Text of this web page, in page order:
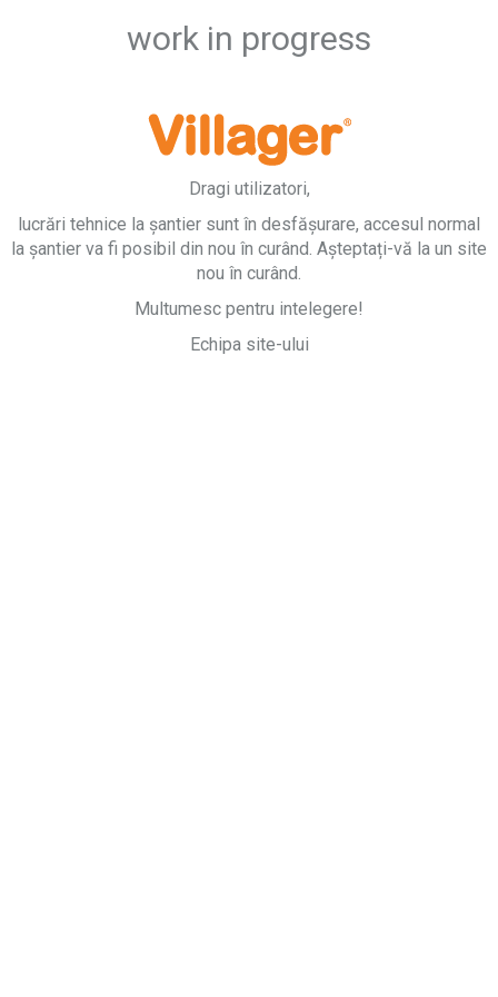
work in progress
Dragi utilizatori,
lucrări tehnice la șantier sunt în desfășurare, accesul normal
la șantier va fi posibil din nou în curând. Așteptați-vă la un site
nou în curând.
Multumesc pentru intelegere!
Echipa site-ului